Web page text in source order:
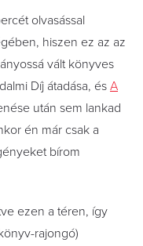
olvasással
hiszen ez az az
vált könyves
Díj átadása, és A
után sem lankad
én már csak a
bírom
ezen a téren, így
rajongó)